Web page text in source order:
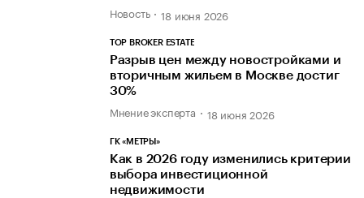
Новость 18 июня 2026
TOP BROKER ESTATE
Разрыв цен между новостройками и
вторичным жильем в Москве достиг
30%
Мнение эксперта 18 июня 2026
ГК «МЕТРЫ»
Как в 2026 году изменились критерии
выбора инвестиционной
недвижимости